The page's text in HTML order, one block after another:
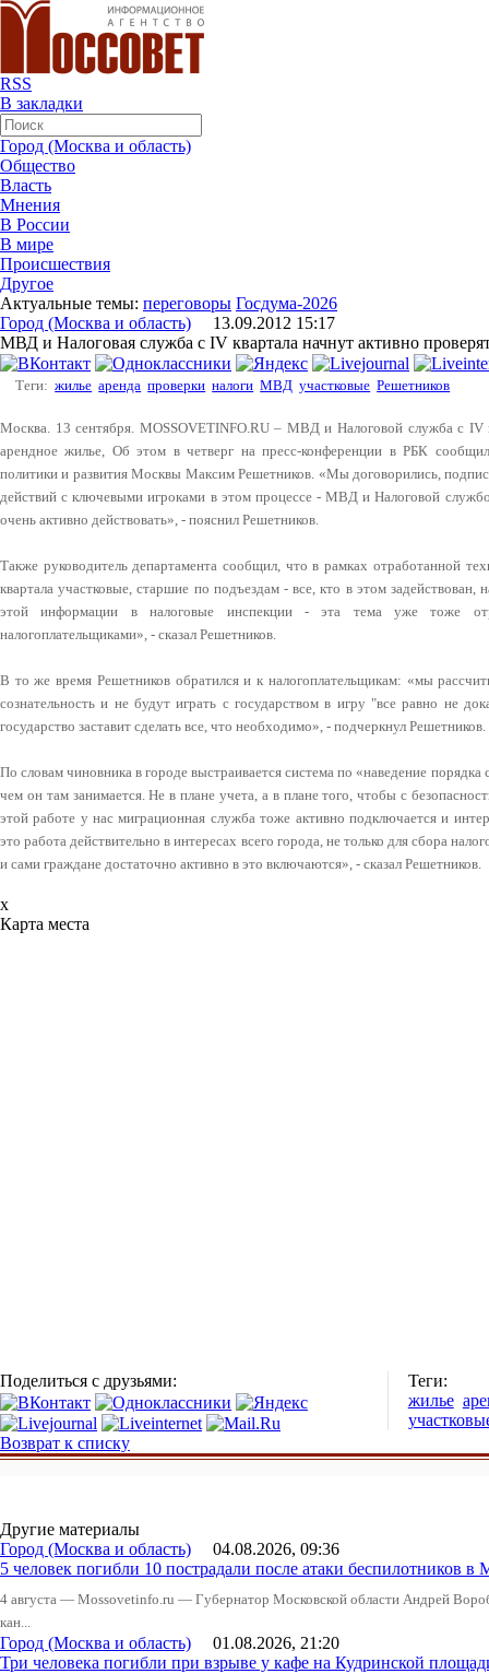
RSS
В закладки
Город (Москва и область)
Общество
Власть
Мнения
В России
В мире
Происшествия
Другое
Актуальные темы: переговоры Госдума-2026
Город (Москва и область) 13.09.2012 15:17
МВД и Налоговая служба с IV квартала начнут активно
Теги: жилье аренда проверки налоги МВД участковые Решетников
Москва. 13 сентября. MOSSOVETINFO.RU – МВД и Налоговой служба с IV
арендное жилье, Об этом в четверг на пресс-конференции в РБК сообщил
политики и развития Москвы Максим Решетников. «Мы договорились,
действий с ключевыми игроками в этом процессе - МВД и Налоговой
очень активно действовать», - пояснил Решетников.
Также руководитель департамента сообщил, что в рамках отработанной
квартала участковые, старшие по подъездам - все, кто в этом
этой информации в налоговые инспекции - эта тема уже тоже
налогоплательщиками», - сказал Решетников.
В то же время Решетников обратился и к налогоплательщикам: «мы
сознательность и не будут играть с государством в игру "все равно не
государство заставит сделать все, что необходимо», - подчеркнул Решетников.
По словам чиновника в городе выстраивается система по «наведение
чем он там занимается. Не в плане учета, а в плане того, чтобы с
этой работе у нас миграционная служба тоже активно подключается и
это работа действительно в интересах всего города, не только для сбора
и сами граждане достаточно активно в это включаются», - сказал Решетников.
x
Карта места
Поделиться с друзьями:
Теги:
жилье
Возврат к списку
Другие материалы
Город (Москва и область) 04.08.2026, 09:36
5 человек погибли 10 пострадали после атаки беспилотников в
4 августа — Mossovetinfo.ru — Губернатор Московской области Андрей
кан...
Город (Москва и область) 01.08.2026, 21:20
Три человека погибли при взрыве у кафе на Кудринской